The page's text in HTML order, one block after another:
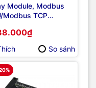
Module, Modbus
Modbus TCP
So sánh